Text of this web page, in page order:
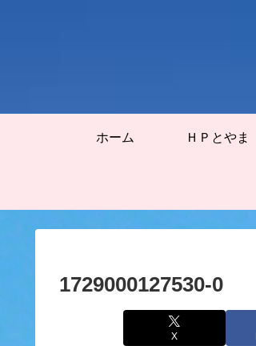
ホーム
1729000127530-0
X